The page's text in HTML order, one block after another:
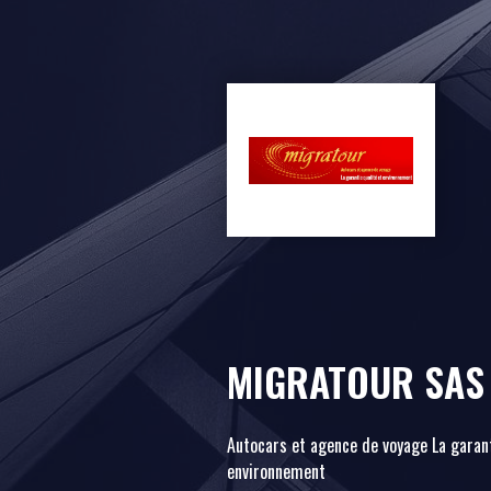
MIGRATOUR SAS
Autocars et agence de voyage La
environnement